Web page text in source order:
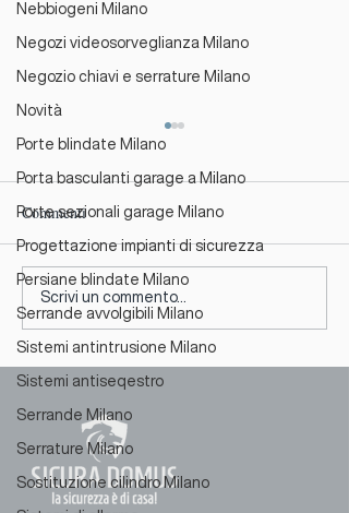
Nebbiogeni Milano
Negozi videosorveglianza Milano
Negozio chiavi e serrature Milano
Novità
Porte blindate Milano
Porta basculanti garage a Milano
Porte sezionali garage Milano
Progettazione impianti di sicurezza
Persiane blindate Milano
Serrande avvolgibili Milano
Sistemi antintrusione Milano
Sistemi antiseqestro
Serrande Milano
Serrature Milano
Sostituzione cilindro Milano
Siamo Partner Ufficiali di
Finestre Nurith: Ottieni la
tua nuova finestra a rate
senza interessi!
Commenti
Scrivi un commento...